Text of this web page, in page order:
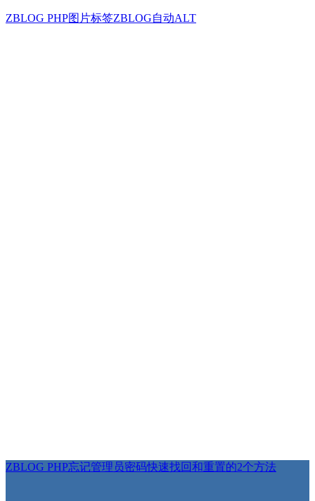
ZBLOG PHP图片标签ZBLOG自动ALT
ZBLOG PHP忘记管理员密码快速找回和重置的2个方法